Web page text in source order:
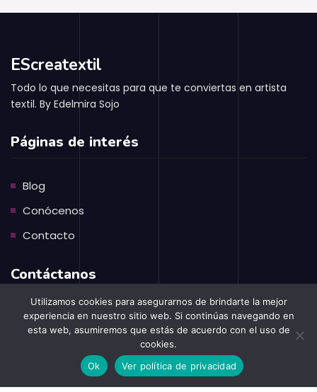
EScreatextil
Todo lo que necesitas para que te conviertas en artista
textil. By Edelmira Sojo
Páginas de interés
Blog
Conócenos
Contacto
Contáctanos
Berna, Suiza.
escreatextil@gmail.com
Utilizamos cookies para asegurarnos de brindarte la mejor
experiencia en nuestro sitio web. Si continúas navegando en
esta web, asumiremos que estás de acuerdo con el uso de
cookies.
Ok
Ver política de privacidad